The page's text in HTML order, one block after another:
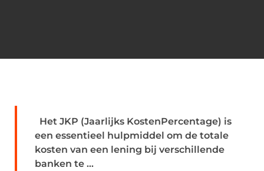
Het JKP (Jaarlijks KostenPercentage) is
een essentieel hulpmiddel om de totale
kosten van een lening bij verschillende
banken te ...